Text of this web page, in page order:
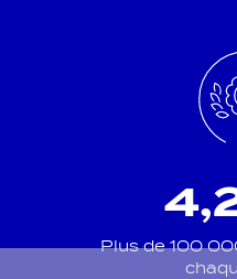
Plus de 100